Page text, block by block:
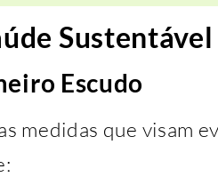
Sustentável
Escudo
medidas que visam